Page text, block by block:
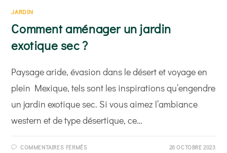
JARDIN
Comment aménager un jardin
exotique sec ?
Paysage aride, évasion dans le désert et voyage en
plein Mexique, tels sont les inspirations qu’engendre
un jardin exotique sec. Si vous aimez l’ambiance
western et de type désertique, ce…
COMMENTAIRES FERMÉSSUR 26 OCTOBRE 2023